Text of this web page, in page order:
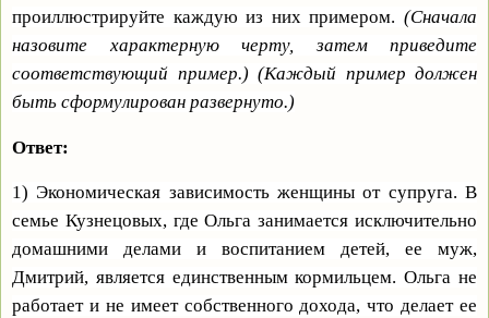
проиллюстрируйте каждую из них примером. (Сначала
назовите характерную черту, затем приведите
соответствующий пример.) (Каждый пример должен
быть сформулирован развернуто.)
Ответ:
1) Экономическая зависимость женщины от супруга. В
семье Кузнецовых, где Ольга занимается исключительно
домашними делами и воспитанием детей, ее муж,
Дмитрий, является единственным кормильцем. Ольга не
работает и не имеет собственного дохода, что делает ее